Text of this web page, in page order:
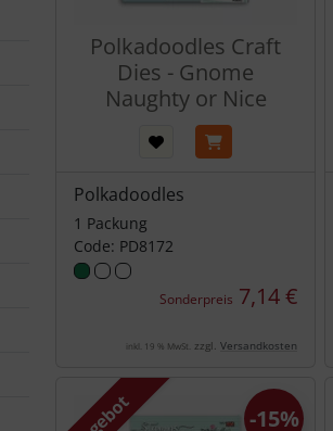
Polkadoodles Craft
Dies - Gnome
Naughty or Nice
Polkadoodles
1 Packung
Code: PD8172
Sonderpreis 7,14 €
inkl. 19 % MwSt. zzgl. Versandkosten
-15%